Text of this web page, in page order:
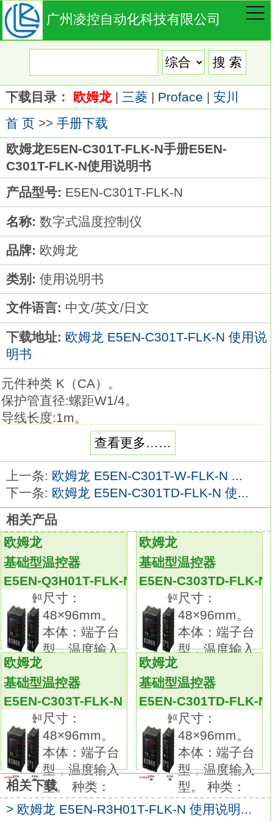
广州凌控自动化科技有限公司
下载目录： 欧姆龙| 三菱| Proface | 安川
首 页>> 手册下载
欧姆龙E5EN-C301T-FLK-N手册E5EN-
C301T-FLK-N使用说明书
产品型号: E5EN-C301T-FLK-N
名称: 数字式温度控制仪
品牌: 欧姆龙
类别: 使用说明书
文件语言: 中文/英文/日文
下载地址: 欧姆龙 E5EN-C301T-FLK-N 使用说
明书
元件种类 K（CA）。
保护管直径:螺距W1/4。
导线长度:1m。
品种丰富的高精度温度传感器系列。
在以往的M3螺钉对应品的基础上，
追加有助于降低配线工时的棒状端子对应品
E5EN-C301T-FLK-N使用说明书。
温度传感器是用作温控器的热感应部件。
可根据要测量的温度、场所、 周围环境选择
E5EN-C301T-FLK-N
备有种类、形状、 长度及端子部形状各异的产
品。高性价比的标准型接近传感器。
标准采用电缆保护器。
新增直流二线式机种。
无极性二线式接近传感器。
种类：直流二线式/接插件型。
极性：有。
形状：屏蔽，M12。
检测距离：3mm。
动作模式：NO。采用可见光点的红色LED 。
即使在远处也能一目了然的大指示灯。
提高操作性能(灵敏度调节旋钮、动作模式切换
开关大型化)E5EN-C301T-FLK-N使用说明书。
电源电压：AC/DC自由电源型。
检测方式：扩散反射型。
检测距离：红外线2.5m。
查看更多……
上一条: 欧姆龙 E5EN-C301T-W-FLK-N ...
下一条: 欧姆龙 E5EN-C301TD-FLK-N 使...
相关产品
欧姆龙
基础型温控器
E5EN-Q3H01T-FLK-N
尺寸：
48×96mm。
本体：端子台
型，温度输入
欧姆龙
基础型温控器
E5EN-C303TD-FLK-N
尺寸：
48×96mm。
本体：端子台
型，温度输入
欧姆龙
基础型温控器
E5EN-C303T-FLK-N
尺寸：
48×96mm。
本体：端子台
型，温度输入
型。 种类：
欧姆龙
基础型温控器
E5EN-C301TD-FLK-N
尺寸：
48×96mm。
本体：端子台
型，温度输入
型。 种类：
相关下载
> 欧姆龙 E5EN-R3H01T-FLK-N 使用说明...